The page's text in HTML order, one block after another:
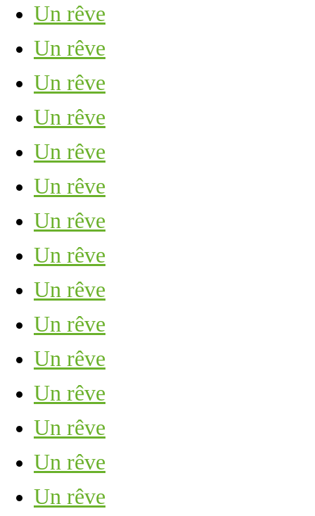
Un rêve
Un rêve
Un rêve
Un rêve
Un rêve
Un rêve
Un rêve
Un rêve
Un rêve
Un rêve
Un rêve
Un rêve
Un rêve
Un rêve
Un rêve